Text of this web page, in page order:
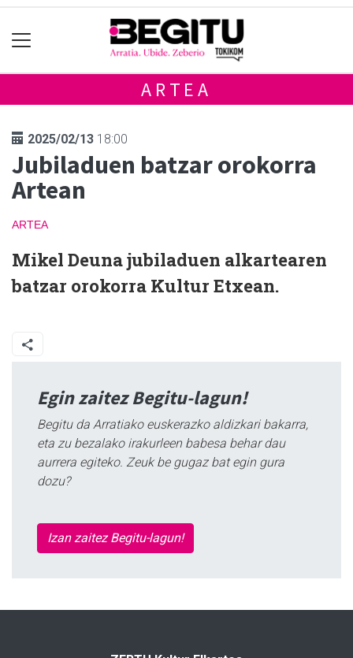
ARTEA
2025/02/13 18:00
Jubiladuen batzar orokorra
Artean
ARTEA
Mikel Deuna jubiladuen alkartearen
batzar orokorra Kultur Etxean.
Egin zaitez Begitu-lagun!
Begitu da Arratiako euskerazko aldizkari bakarra,
eta zu bezalako irakurleen babesa behar dau
aurrera egiteko. Zeuk be gugaz bat egin gura
dozu?
Izan zaitez Begitu-lagun!